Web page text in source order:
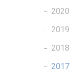
2020
2019
2018
2017